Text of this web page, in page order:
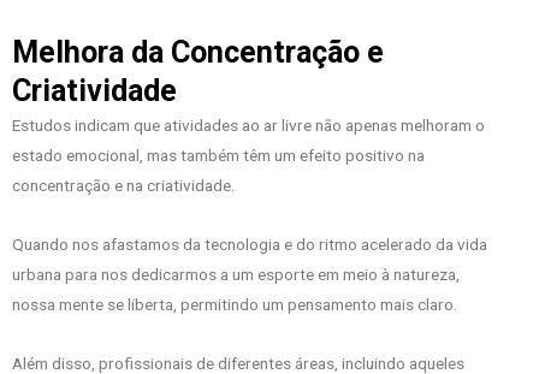
Melhora da Concentração e
Criatividade
Estudos indicam que atividades ao ar livre não apenas melhoram o
estado emocional, mas também têm um efeito positivo na
concentração e na criatividade.
Quando nos afastamos da tecnologia e do ritmo acelerado da vida
urbana para nos dedicarmos a um esporte em meio à natureza,
nossa mente se liberta, permitindo um pensamento mais claro.
Além disso, profissionais de diferentes áreas, incluindo aqueles